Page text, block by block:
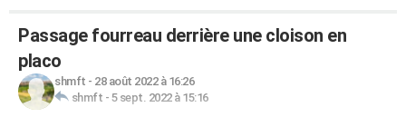
Passage fourreau derrière une cloison en
placo
shmft - 28 août 2022 à 16:26
shmft - 5 sept. 2022 à 15:16